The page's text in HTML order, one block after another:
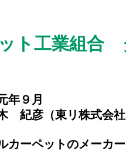
ト工業組合
年９月
紀彦（東リ株式会
カーペットのメーカ